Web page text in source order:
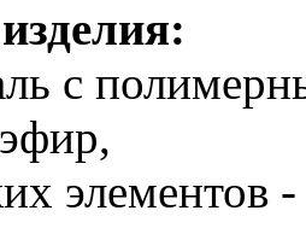
с
элементов